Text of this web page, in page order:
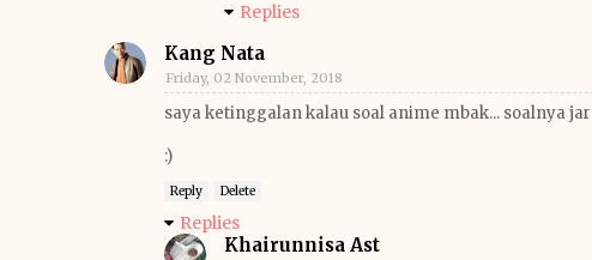
Replies
Kang Nata
Friday, 02 November, 2018
saya ketinggalan kalau soal anime mbak... soalnya
:)
Reply Delete
Replies
Khairunnisa Ast